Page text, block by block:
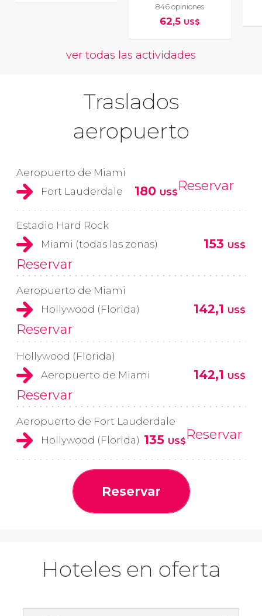
846 opiniones
62,5 US$
ver todas las actividades
Traslados
aeropuerto
Aeropuerto de Miami
Fort Lauderdale
180 US$Reservar
Estadio Hard Rock
Miami (todas las zonas)
153 US$
Reservar
Aeropuerto de Miami
Hollywood (Florida)
142,1 US$
Reservar
Hollywood (Florida)
Aeropuerto de Miami
142,1 US$
Reservar
Aeropuerto de Fort Lauderdale
Hollywood (Florida) 135 US$Reservar
Reservar
Hoteles en oferta